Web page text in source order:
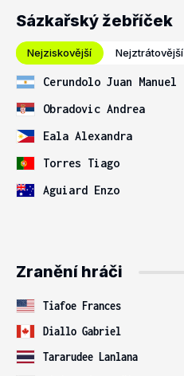
Sázkařský žebříček
Nejziskovější Nejztrátovější
Cerundolo Juan Manuel
Obradovic Andrea
Eala Alexandra
Torres Tiago
Aguiard Enzo
Zranění hráči
Tiafoe Frances
Diallo Gabriel
Tararudee Lanlana